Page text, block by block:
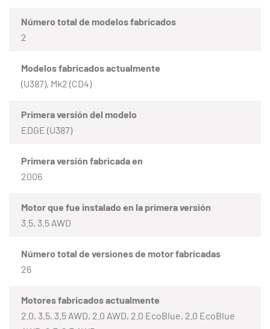
Número total de modelos fabricados
2
Modelos fabricados actualmente
(U387), Mk2 (CD4)
Primera versión del modelo
EDGE (U387)
Primera versión fabricada en
2006
Motor que fue instalado en la primera versión
3.5, 3.5 AWD
Número total de versiones de motor fabricadas
26
Motores fabricados actualmente
2.0, 3.5, 3.5 AWD, 2.0 AWD, 2.0 EcoBlue, 2.0 EcoBlue